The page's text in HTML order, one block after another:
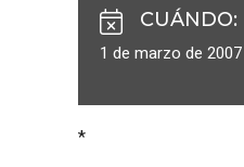
CUÁNDO:
1 de marzo de 2007
*